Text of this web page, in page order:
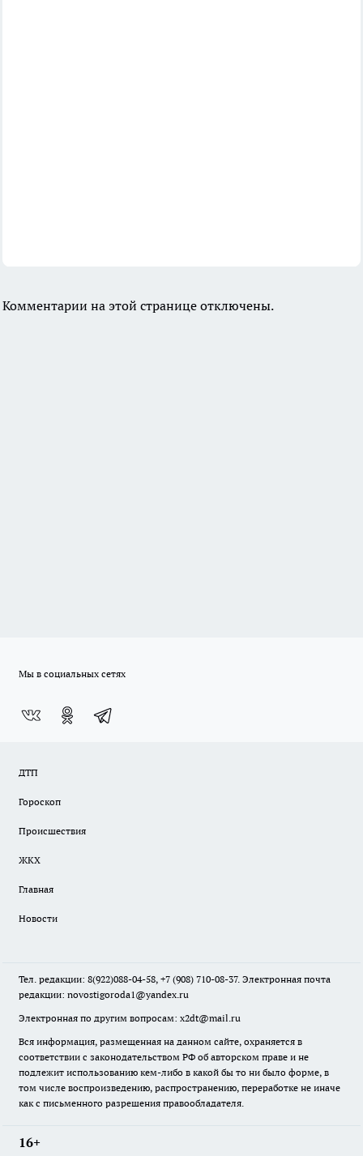
Комментарии на этой странице отключены.
Мы в социальных сетях
ДТП
Гороскоп
Происшествия
ЖКХ
Главная
Новости
Тел. редакции: 8(922)088-04-58, +7 (908) 710-08-37. Электронная почта
редакции: novostigoroda1@yandex.ru
Электронная по другим вопросам: x2dt@mail.ru
Вся информация, размещенная на данном сайте, охраняется в
соответствии с законодательством РФ об авторском праве и не
подлежит использованию кем-либо в какой бы то ни было форме, в
том числе воспроизведению, распространению, переработке не иначе
как с письменного разрешения правообладателя.
16+